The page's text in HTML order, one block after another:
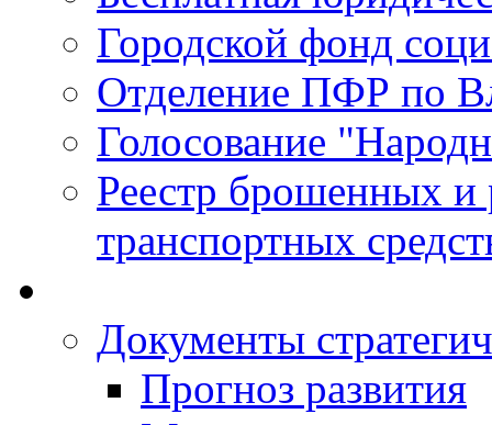
Городской фонд
Отделение ПФР по
Голосование
Реестр брошенных и
транспортных
Документы
Прогноз развития